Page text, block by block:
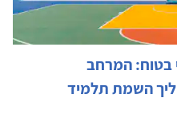
בטוח: המרחב
השמת תלמיד